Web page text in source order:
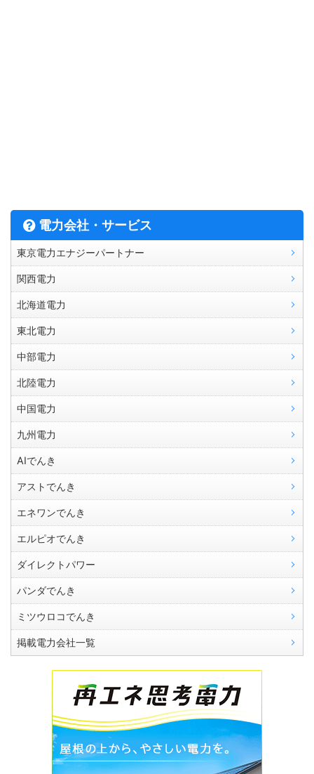
電力会社・サービス
東京電力エナジーパートナー
関西電力
北海道電力
東北電力
中部電力
北陸電力
中国電力
九州電力
AIでんき
アストでんき
エネワンでんき
エルピオでんき
ダイレクトパワー
パンダでんき
ミツウロコでんき
掲載電力会社一覧